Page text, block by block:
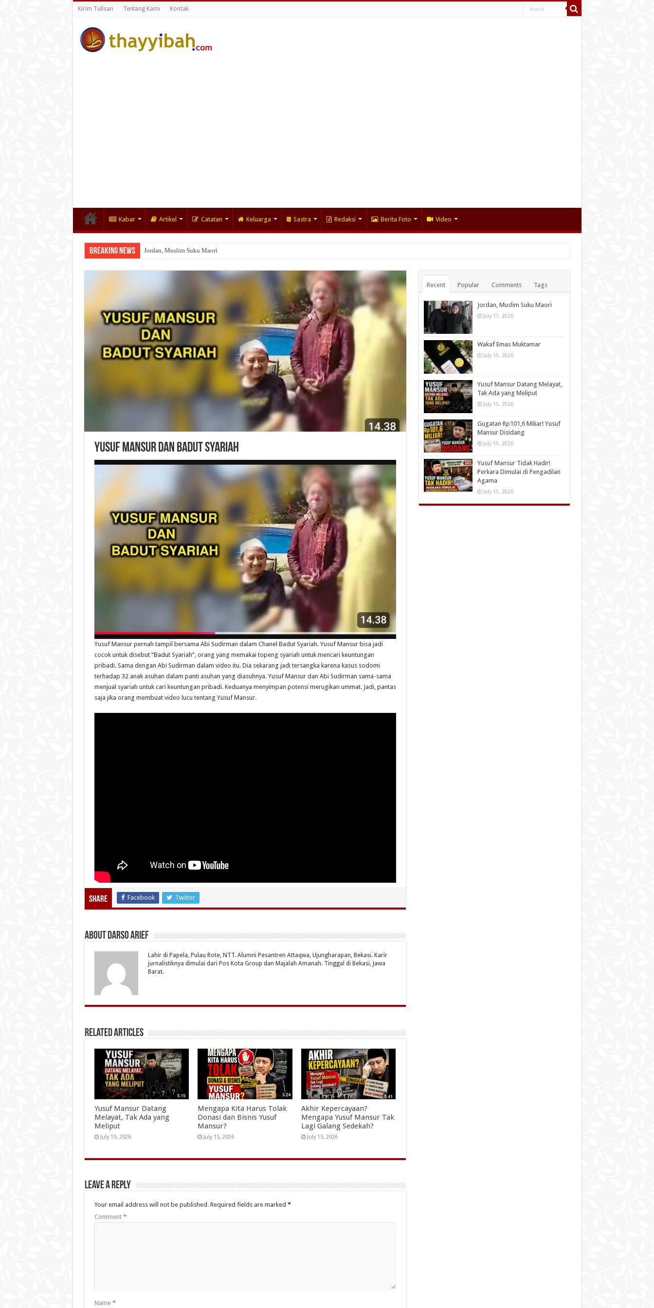
Kirim Tulisan Tentang Kami Kontak
Kabar Artikel Catatan Keluarga Sastra Redaksi Berita Foto Video
Breaking News Jordan, Muslim Suku Maori
YUSUF MANSUR DAN BADUT SYARIAH
Yusuf Mansur pernah tampil bersama Abi Sudirman dalam Chanel Badut Syariah. Yusuf Mansur bisa jadi
cocok untuk disebut “Badut Syariah”, orang yang memakai topeng syariah untuk mencari keuntungan
pribadi. Sama dengan Abi Sudirman dalam video itu. Dia sekarang jadi tersangka karena kasus sodomi
terhadap 32 anak asuhan dalam panti asuhan yang diasuhnya. Yusuf Mansur dan Abi Sudirman sama-sama
menjual syariah untuk cari keuntungan pribadi. Keduanya menyimpan potensi merugikan ummat. Jadi, pantas
saja jika orang membuat video lucu tentang Yusuf Mansur.
Share Facebook Twitter
About Darso Arief
Lahir di Papela, Pulau Rote, NTT. Alumni Pesantren Attaqwa, Ujungharapan, Bekasi. Karir
jurnalistiknya dimulai dari Pos Kota Group dan Majalah Amanah. Tinggal di Bekasi, Jawa
Barat.
Related Articles
Yusuf Mansur Datang
Melayat, Tak Ada yang
Meliput
July 15, 2026
Mengapa Kita Harus Tolak
Donasi dan Bisnis Yusuf
Mansur?
July 15, 2026
Akhir Kepercayaan?
Mengapa Yusuf Mansur Tak
Lagi Galang Sedekah?
July 15, 2026
Leave a Reply
Your email address will not be published. Required fields are marked *
Comment *
Name *
Recent Popular Comments Tags
Jordan, Muslim Suku Maori
July 17, 2026
Wakaf Emas Muktamar
July 15, 2026
Yusuf Mansur Datang Melayat,
Tak Ada yang Meliput
July 15, 2026
Gugatan Rp101,6 Miliar! Yusuf
Mansur Disidang
July 15, 2026
Yusuf Mansur Tidak Hadir!
Perkara Dimulai di Pengadilan
Agama
July 15, 2026